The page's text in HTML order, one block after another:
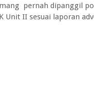
pernah dipanggil
Unit II sesuai laporan